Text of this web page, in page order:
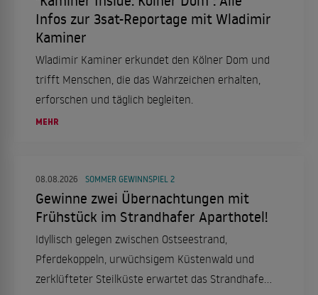
Infos zur 3sat-Reportage mit Wladimir
Kaminer
Wladimir Kaminer erkundet den Kölner Dom und
trifft Menschen, die das Wahrzeichen erhalten,
erforschen und täglich begleiten.
MEHR
08.08.2026 SOMMER GEWINNSPIEL 2
Gewinne zwei Übernachtungen mit
Frühstück im Strandhafer Aparthotel!
Idyllisch gelegen zwischen Ostseestrand,
Pferdekoppeln, urwüchsigem Küstenwald und
zerklüfteter Steilküste erwartet das Strandhafer